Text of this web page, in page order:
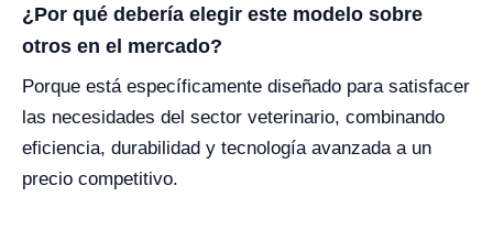
¿Por qué debería elegir este modelo sobre
otros en el mercado?
Porque está específicamente diseñado para satisfacer
las necesidades del sector veterinario, combinando
eficiencia, durabilidad y tecnología avanzada a un
precio competitivo.